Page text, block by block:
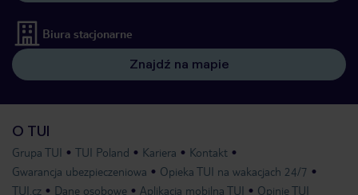
Biura stacjonarne
Znajdź na mapie
O TUI
Grupa TUI TUI Poland Kariera
Kontakt
Gwarancja ubezpieczeniowa
Opieka TUI na wakacjach 24/7
TUI.cz
Dane osobowe Aplikacja mobilna TUI Opinie TUI